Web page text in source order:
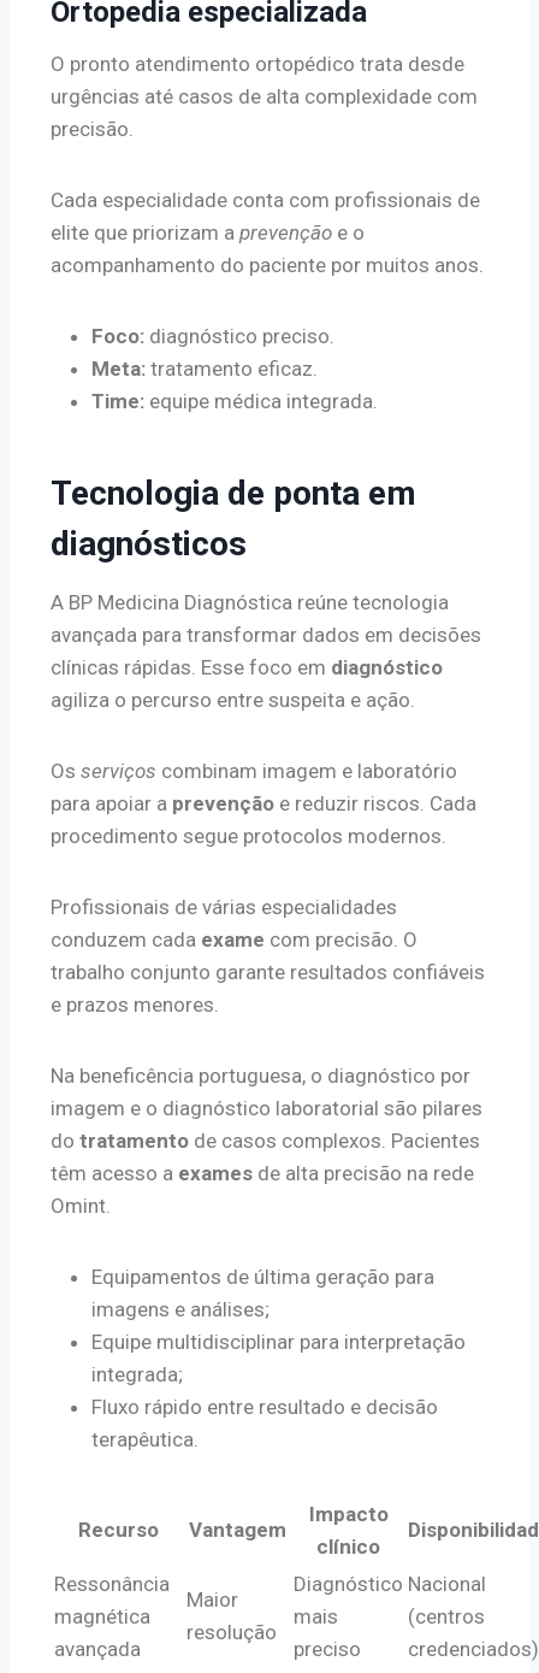
Ortopedia especializada
O pronto atendimento ortopédico trata desde
urgências até casos de alta complexidade com
precisão.
Cada especialidade conta com profissionais de
elite que priorizam a prevenção e o
acompanhamento do paciente por muitos anos.
Foco: diagnóstico preciso.
Meta: tratamento eficaz.
Time: equipe médica integrada.
Tecnologia de ponta em
diagnósticos
A BP Medicina Diagnóstica reúne tecnologia
avançada para transformar dados em decisões
clínicas rápidas. Esse foco em diagnóstico
agiliza o percurso entre suspeita e ação.
Os serviços combinam imagem e laboratório
para apoiar a prevenção e reduzir riscos. Cada
procedimento segue protocolos modernos.
Profissionais de várias especialidades
conduzem cada exame com precisão. O
trabalho conjunto garante resultados confiáveis
e prazos menores.
Na beneficência portuguesa, o diagnóstico por
imagem e o diagnóstico laboratorial são pilares
do tratamento de casos complexos. Pacientes
têm acesso a exames de alta precisão na rede
Omint.
Equipamentos de última geração para
imagens e análises;
Equipe multidisciplinar para interpretação
integrada;
Fluxo rápido entre resultado e decisão
terapêutica.
Recurso Vantagem
Impacto
clínico
Ressonância
magnética
avançada
Maior
resolução
Diagnóstico
mais
preciso
Nacional
(centros
credenciados)